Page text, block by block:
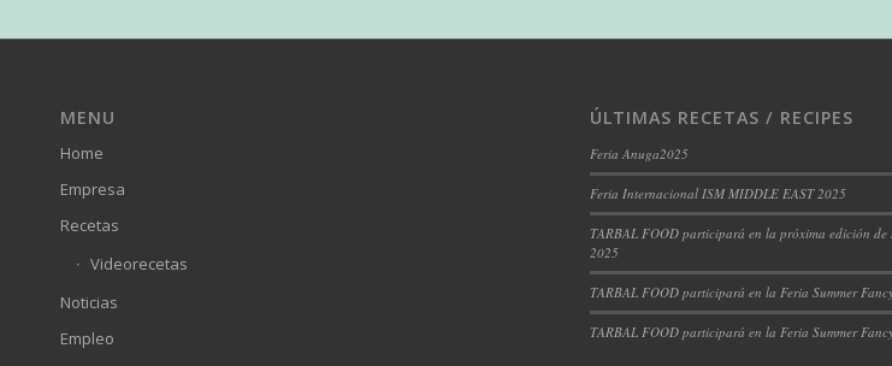
MENU
Home
Empresa
Recetas
Videorecetas
Noticias
Empleo
ÚLTIMAS RECETAS / RECIPES
Feria Anuga2025
Feria Internacional ISM MIDDLE EAST 2025
TARBAL FOOD participará en la próxima edición de
2025
TARBAL FOOD participará en la Feria Summer
TARBAL FOOD participará en la Feria Summer